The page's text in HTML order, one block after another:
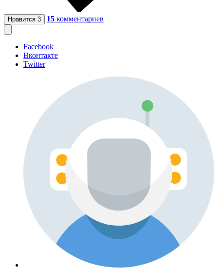
Нравится 3 15 комментариев
Facebook
Вконтакте
Twitter